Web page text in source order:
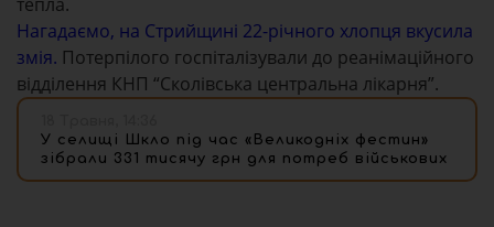
Нагадаємо, на Стрийщині 22-річного хлопця вкусила
змія. Потерпілого госпіталізували до реанімаційного
відділення КНП “Сколівська центральна лікарня”.
У селищі Шкло під час «Великодніх фестин»
зібрали 331 тисячу грн для потреб військових